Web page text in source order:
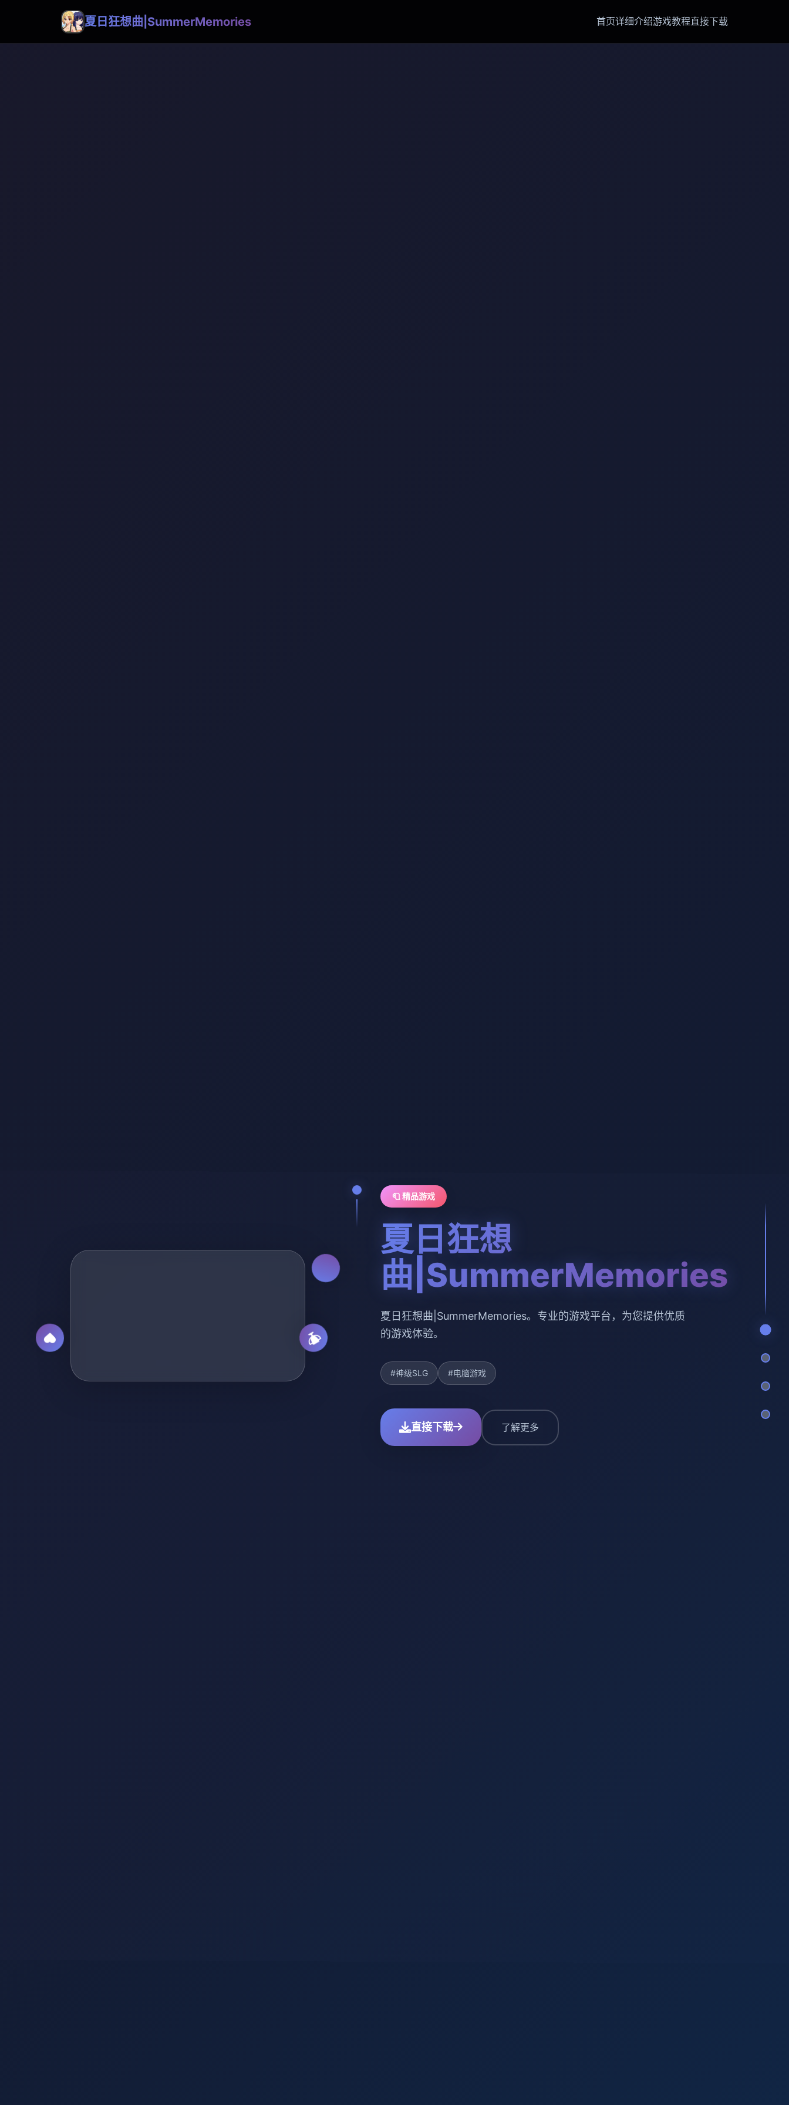
夏日狂想曲|SummerMemories 首页详细介绍游戏教程直接下载
🧻 精品游戏
夏日狂想
曲|SummerMemories
夏日狂想曲|SummerMemories。专业的游戏平台，为您提供优质
的游戏体验。
#神级SLG #电脑游戏
直接下载 了解更多